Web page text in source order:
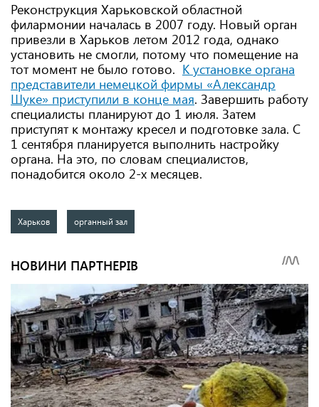
Реконструкция Харьковской областной
филармонии началась в 2007 году. Новый орган
привезли в Харьков летом 2012 года, однако
установить не смогли, потому что помещение на
тот момент не было готово. К установке органа
представители немецкой фирмы «Александр
Шуке» приступили в конце мая. Завершить работу
специалисты планируют до 1 июля. Затем
приступят к монтажу кресел и подготовке зала. С
1 сентября планируется выполнить настройку
органа. На это, по словам специалистов,
понадобится около 2-х месяцев.
Харьков органный зал